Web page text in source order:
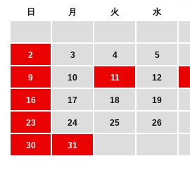
日 月 火 水
2
3 4 5
9
10 11 12
16
17 18 19
23
24 25 26
30
31